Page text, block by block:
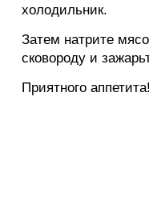
холодильник.
Затем натрите
сковороду и
Приятного аппетита!